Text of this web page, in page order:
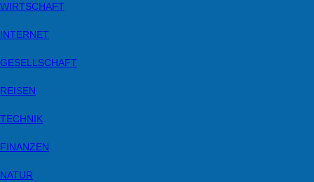
WIRTSCHAFT
INTERNET
GESELLSCHAFT
REISEN
TECHNIK
FINANZEN
NATUR